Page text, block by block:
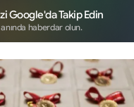
Google'da Takip Edin
haberdar olun.